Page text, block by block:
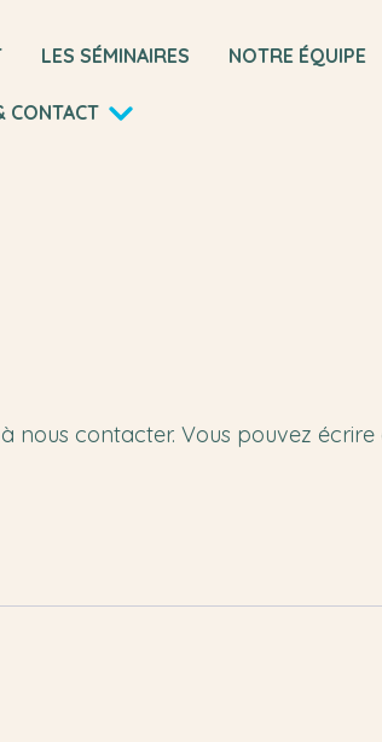
LES SÉMINAIRES NOTRE ÉQUIPE
CONTACT
nous contacter. Vous pouvez